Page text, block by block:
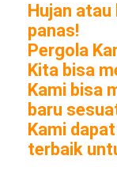
Hujan atau
panas!
Pergola
Kita bisa
Kami bisa
baru
Kami
terbaik